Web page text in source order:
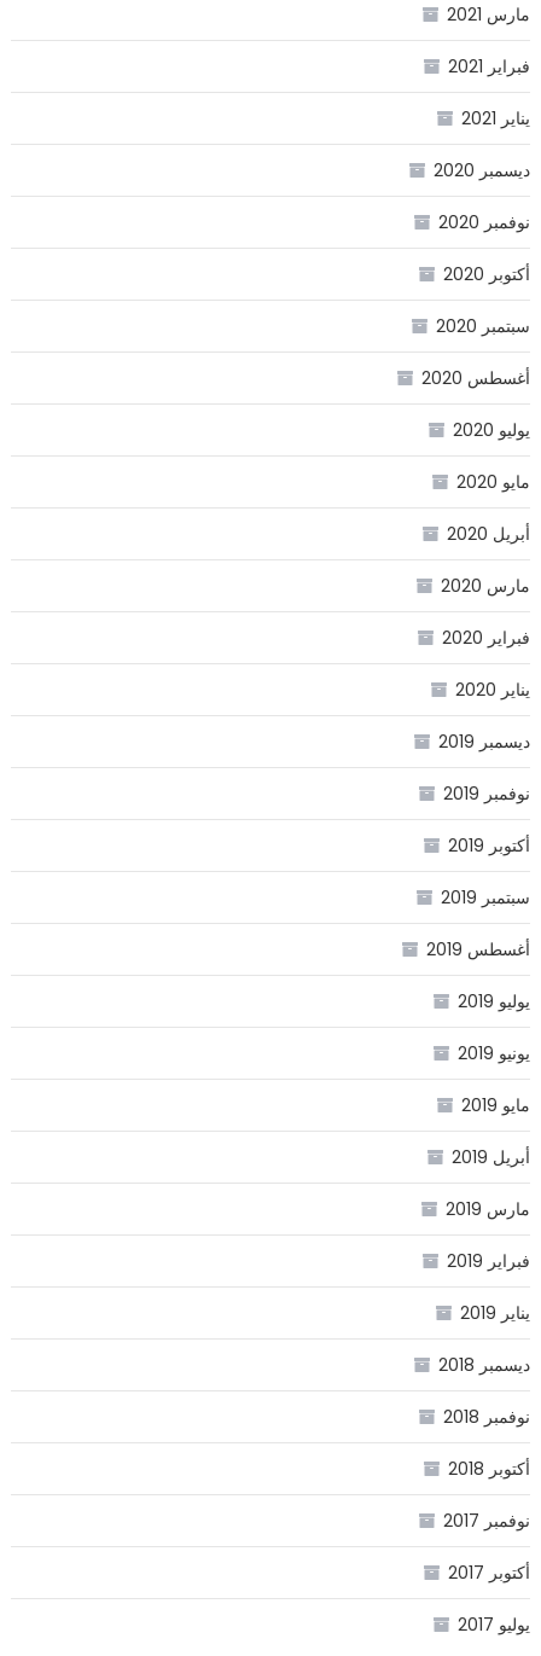
مارس 2021
فبراير 2021
يناير 2021
ديسمبر 2020
نوفمبر 2020
أكتوبر 2020
سبتمبر 2020
أغسطس 2020
يوليو 2020
مايو 2020
أبريل 2020
مارس 2020
فبراير 2020
يناير 2020
ديسمبر 2019
نوفمبر 2019
أكتوبر 2019
سبتمبر 2019
أغسطس 2019
يوليو 2019
يونيو 2019
مايو 2019
أبريل 2019
مارس 2019
فبراير 2019
يناير 2019
ديسمبر 2018
نوفمبر 2018
أكتوبر 2018
نوفمبر 2017
أكتوبر 2017
يوليو 2017